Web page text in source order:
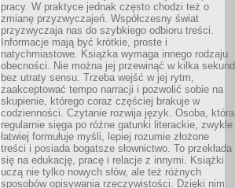
pracy. W praktyce jednak często chodzi też o
zmianę przyzwyczajeń. Współczesny świat
przyzwyczaja nas do szybkiego odbioru treści.
Informacje mają być krótkie, proste i
natychmiastowe. Książka wymaga innego rodzaju
obecności. Nie można jej przewinąć w kilka sekund
bez utraty sensu. Trzeba wejść w jej rytm,
zaakceptować tempo narracji i pozwolić sobie na
skupienie, którego coraz częściej brakuje w
codzienności. Czytanie rozwija język. Osoba, która
regularnie sięga po różne gatunki literackie, zwykle
łatwiej formułuje myśli, lepiej rozumie złożone
treści i posiada bogatsze słownictwo. To przekłada
się na edukację, pracę i relacje z innymi. Książki
uczą nie tylko nowych słów, ale też różnych
sposobów opisywania rzeczywistości. Dzięki nim